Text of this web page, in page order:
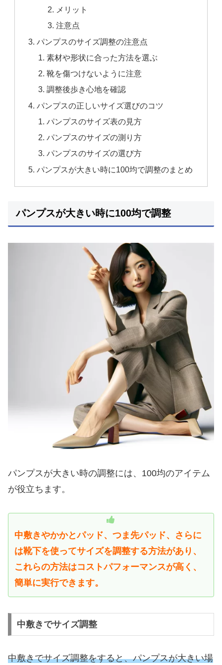
メリット
注意点
パンプスのサイズ調整の注意点
素材や形状に合った方法を選ぶ
靴を傷つけないように注意
調整後歩き心地を確認
パンプスの正しいサイズ選びのコツ
パンプスのサイズ表の見方
パンプスのサイズの測り方
パンプスのサイズの選び方
パンプスが大きい時に100均で調整のまとめ
パンプスが大きい時に100均で調整
パンプスが大きい時の調整には、100均のアイテム
が役立ちます。
中敷きやかかとパッド、つま先パッド、さらに
は靴下を使ってサイズを調整する方法があり、
これらの方法はコストパフォーマンスが高く、
簡単に実行できます。
中敷きでサイズ調整
中敷きでサイズ調整をすると、パンプスが大きい場